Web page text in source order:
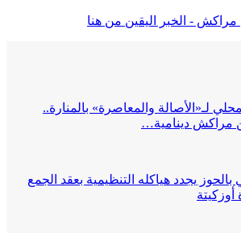
- الخبر اليقين من هنا
لـ«الأصالة والمعاصرة» بالمنارة..
مراكش دينامية…
بالحوز يجدد هياكله التنظيمية بعقد الجمع
أوزكيتة